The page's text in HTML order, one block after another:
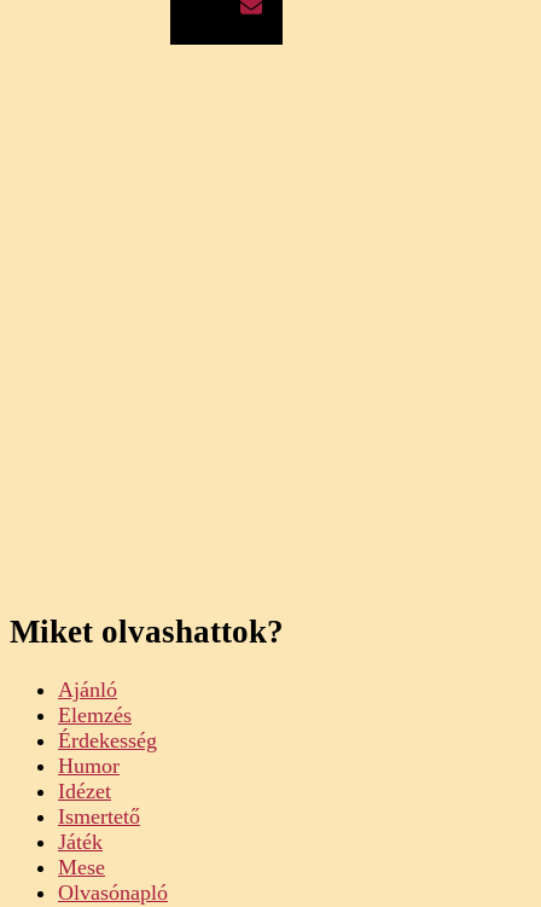
Miket olvashattok?
Ajánló
Elemzés
Érdekesség
Humor
Idézet
Ismertető
Játék
Mese
Olvasónapló